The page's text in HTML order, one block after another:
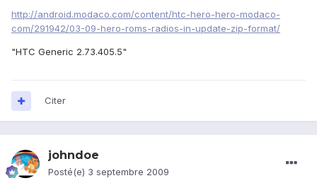
http://android.modaco.com/content/htc-hero-hero-modaco-
com/291942/03-09-hero-roms-radios-in-update-zip-format/
"HTC Generic 2.73.405.5"
Citer
johndoe
Posté(e) 3 septembre 2009